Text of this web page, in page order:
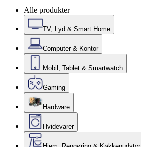
Alle produkter
TV, Lyd & Smart Home
Computer & Kontor
Mobil, Tablet & Smartwatch
Gaming
Hardware
Hvidevarer